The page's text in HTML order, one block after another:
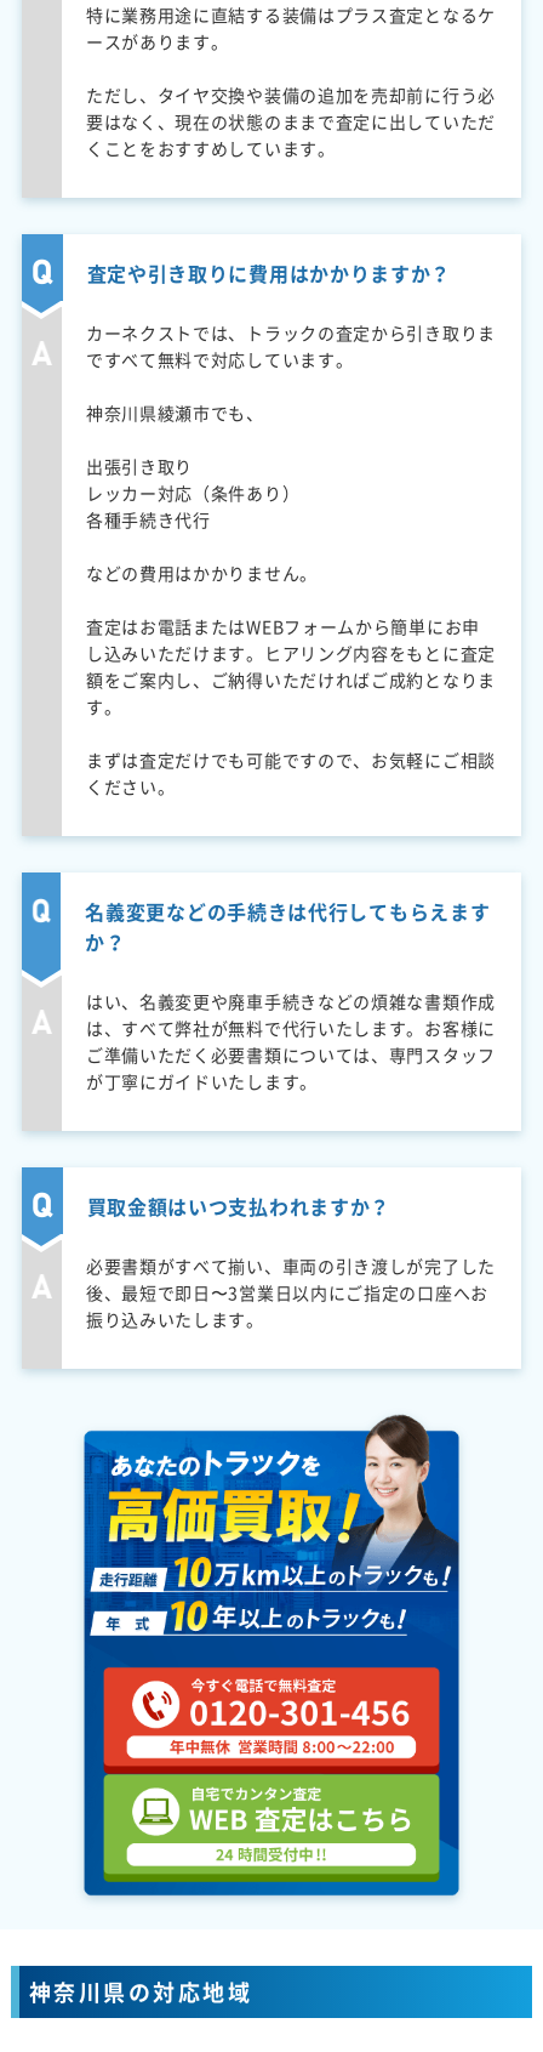
特に業務用途に直結する装備はプラス査定となるケ
ースがあります。
ただし、タイヤ交換や装備の追加を売却前に行う必
要はなく、現在の状態のままで査定に出していただ
くことをおすすめしています。
査定や引き取りに費用はかかりますか？
カーネクストでは、トラックの査定から引き取りま
ですべて無料で対応しています。
神奈川県綾瀬市でも、
出張引き取り
レッカー対応（条件あり）
各種手続き代行
などの費用はかかりません。
査定はお電話またはWEBフォームから簡単にお申
し込みいただけます。ヒアリング内容をもとに査定
額をご案内し、ご納得いただければご成約となりま
す。
まずは査定だけでも可能ですので、お気軽にご相談
ください。
名義変更などの手続きは代行してもらえます
か？
はい、名義変更や廃車手続きなどの煩雑な書類作成
は、すべて弊社が無料で代行いたします。お客様に
ご準備いただく必要書類については、専門スタッフ
が丁寧にガイドいたします。
買取金額はいつ支払われますか？
必要書類がすべて揃い、車両の引き渡しが完了した
後、最短で即日〜3営業日以内にご指定の口座へお
振り込みいたします。
神奈川県の対応地域